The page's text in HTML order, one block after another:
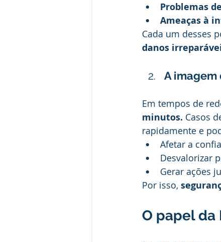
Problemas
Ameaças à
Cada um desses
danos
A imagem
Em tempos de
minutos. Casos
rapidamente e
Afetar a
Desvalorizar
Gerar ações
Por isso,
O papel